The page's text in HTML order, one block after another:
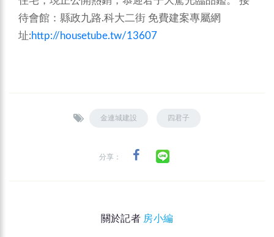
待會館：縣政九路.科大二街 免費建案專屬網
址:http://housetube.tw/13607
金連城建設 四君子
分享：
關於記者 房小編